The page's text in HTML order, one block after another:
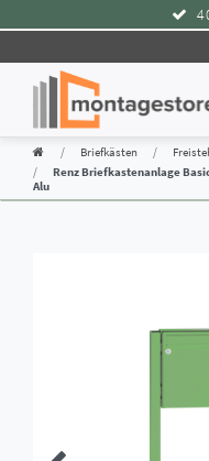
Briefkästen
Renz Briefkastenanlage
Alu